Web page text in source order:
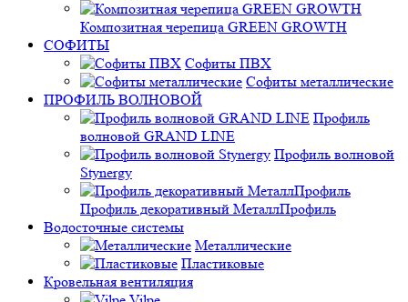
Композитная черепица GREEN GROWTH
СОФИТЫ
Софиты ПВХ
Софиты металлические
ПРОФИЛЬ ВОЛНОВОЙ
Профиль
волновой GRAND LINE
Профиль волновой
Stynergy
Профиль декоративный МеталлПрофиль
Водосточные системы
Металлические
Пластиковые
Кровельная вентиляция